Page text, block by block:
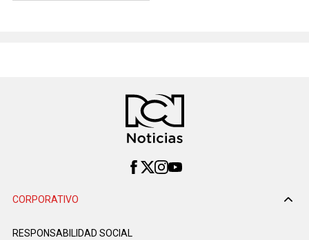
CORPORATIVO
RESPONSABILIDAD SOCIAL